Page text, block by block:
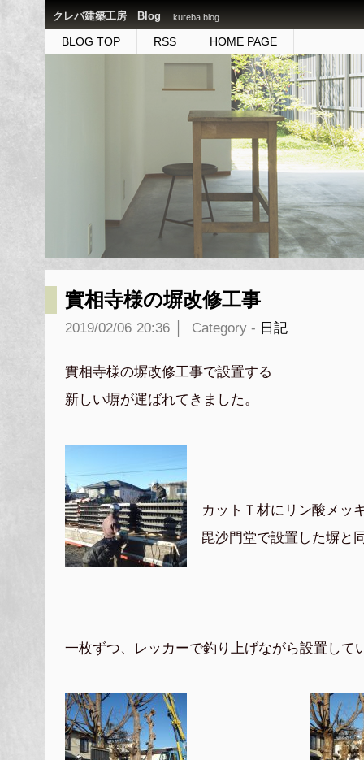
クレバ建築工房 Blog kureba blog
BLOG TOP RSS HOME PAGE
實相寺様の塀改修工事
2019/02/06 20:36 Category - 日記
實相寺様の塀改修工事で設置する
新しい塀が運ばれてきました。
カットＴ材にリン酸メッ
毘沙門堂で設置した塀と
一枚ずつ、レッカーで釣り上げながら設置して